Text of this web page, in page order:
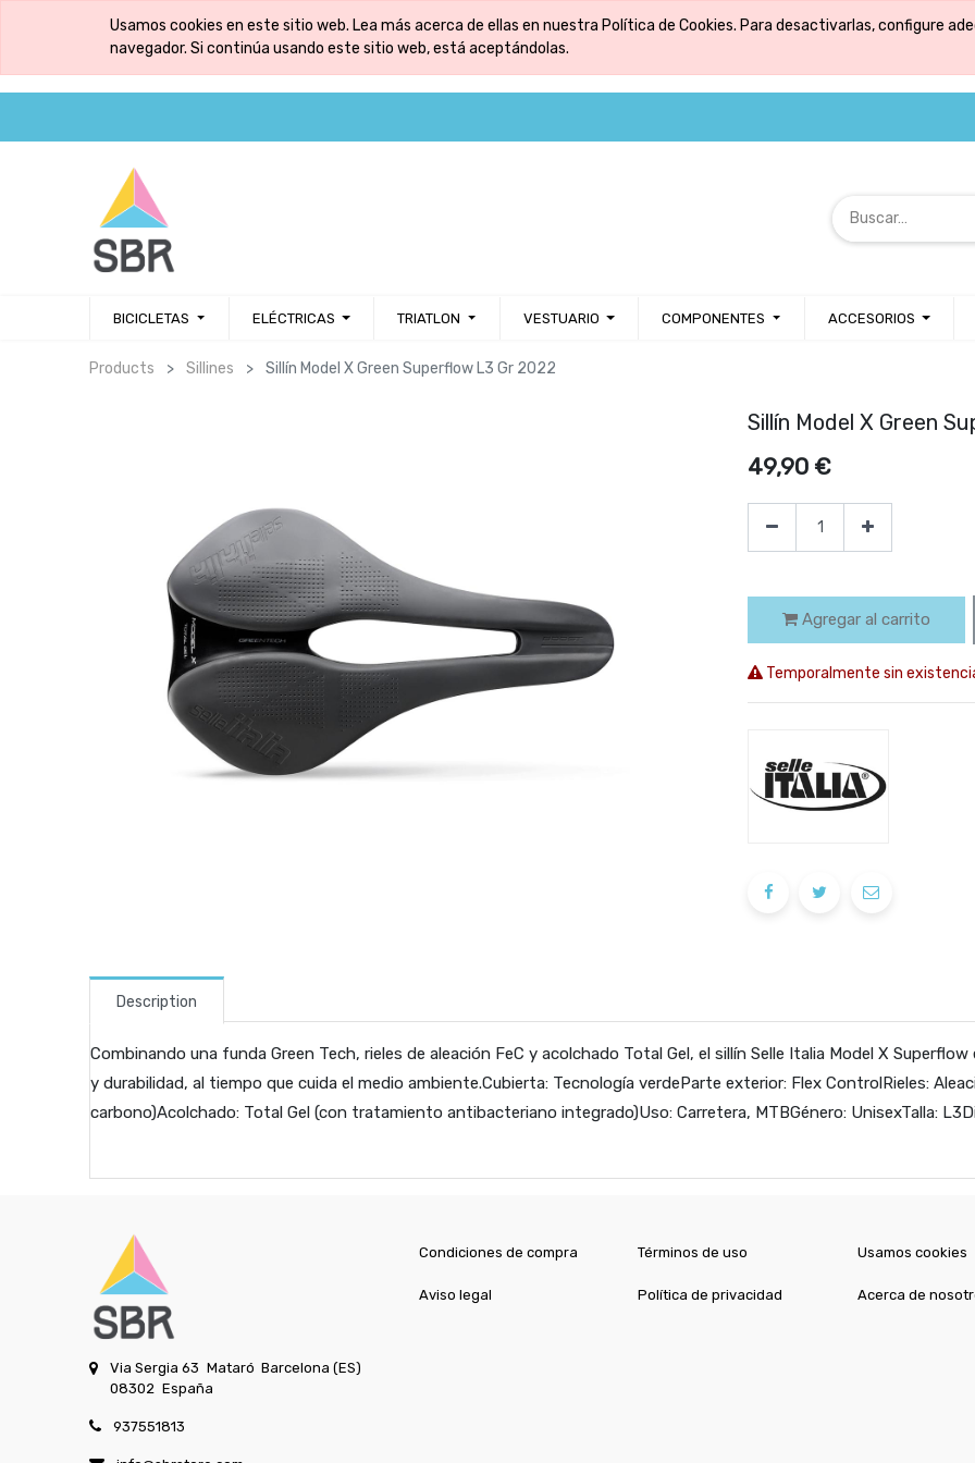
Usamos cookies en este sitio web. Lea más acerca de ellas en nuestra Política de Cookies. Para desactivarlas, configure
navegador. Si continúa usando este sitio web, está aceptándolas.
BICICLETAS ELÉCTRICAS TRIATLON VESTUARIO COMPONENTES ACCESORIOS
Products Sillines Sillín Model X Green Superflow L3 Gr 2022
Sillín Model X Green
49,90 €
Agregar al carrito
Temporalmente sin
Description
Combinando una funda Green Tech, rieles de aleación FeC y acolchado Total Gel, el sillín Selle Italia Model X
y durabilidad, al tiempo que cuida el medio ambiente.Cubierta: Tecnología verdeParte exterior: Flex ControlRieles:
carbono)Acolchado: Total Gel (con tratamiento antibacteriano integrado)Uso: Carretera, MTBGénero: UnisexTalla:
Via Sergia 63 Mataró Barcelona (ES)
08302 España
937551813
Condiciones de compra
Aviso legal
Términos de uso
Política de privacidad
Usamos cookies
Acerca de